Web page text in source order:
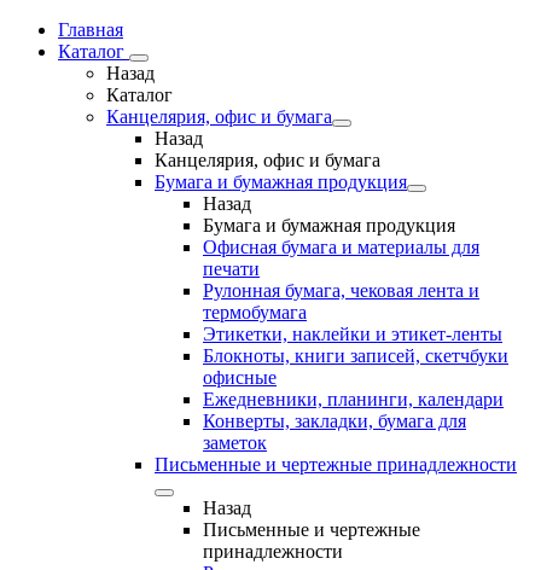
Главная
Каталог
Назад
Каталог
Канцелярия, офис и бумага
Назад
Канцелярия, офис и бумага
Бумага и бумажная продукция
Назад
Бумага и бумажная продукция
Офисная бумага и материалы для
печати
Рулонная бумага, чековая лента и
термобумага
Этикетки, наклейки и этикет-ленты
Блокноты, книги записей, скетчбуки
офисные
Ежедневники, планинги, календари
Конверты, закладки, бумага для
заметок
Письменные и чертежные принадлежности
Назад
Письменные и чертежные
принадлежности